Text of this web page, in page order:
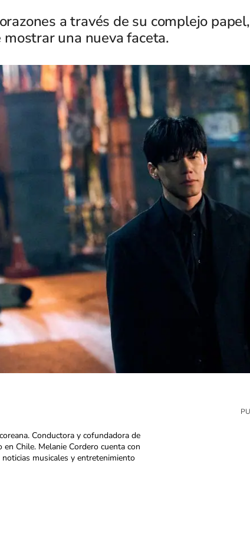
a través de su complejo papel,
una nueva faceta.
Conductora y cofundadora de
Chile. Melanie Cordero cuenta con
musicales y entretenimiento